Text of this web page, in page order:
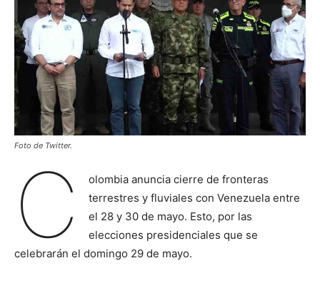
Foto de Twitter.
C
olombia anuncia cierre de fronteras
terrestres y fluviales con Venezuela entre
el 28 y 30 de mayo. Esto, por las
elecciones presidenciales que se
celebrarán el domingo 29 de mayo.